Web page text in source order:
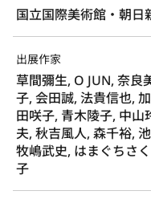
国立国際美術館・朝日
出展作家
草間彌生, O JUN, 奈良
子, 会田誠, 法貴信也,
田咲子, 青木陵子, 中山
夫, 秋吉風人, 森千裕,
牧嶋武史, はまぐちさ
子